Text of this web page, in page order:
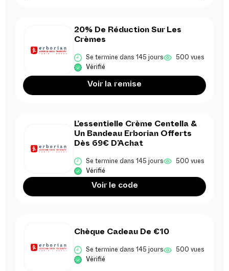
20% De Réduction Sur Les
Crèmes
Se termine dans 145 jours 500 vues
Vérifié
Voir la remise
L’essentielle Crème Centella &
Un Bandeau Erborian Offerts
Dès 69€ D’Achat
Se termine dans 145 jours 500 vues
Vérifié
Voir le code
Chèque Cadeau De €10
Se termine dans 145 jours 500 vues
Vérifié